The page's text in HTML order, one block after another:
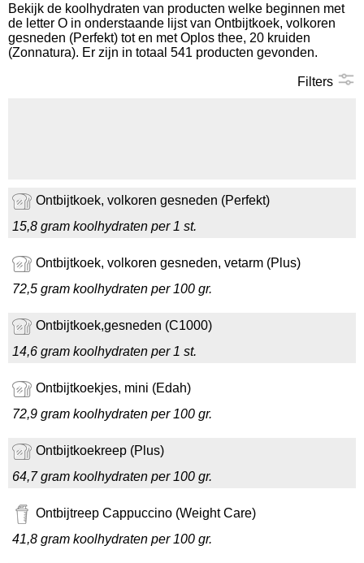
Koolhydraten tellen
Bekijk de koolhydraten van producten welke beginnen met
de letter O in onderstaande lijst van Ontbijtkoek, volkoren
gesneden (Perfekt) tot en met Oplos thee, 20 kruiden
(Zonnatura). Er zijn in totaal 541 producten gevonden.
Filters
Ontbijtkoek, volkoren gesneden (Perfekt)
15,8 gram koolhydraten per 1 st.
Ontbijtkoek, volkoren gesneden, vetarm (Plus)
72,5 gram koolhydraten per 100 gr.
Ontbijtkoek,gesneden (C1000)
14,6 gram koolhydraten per 1 st.
Ontbijtkoekjes, mini (Edah)
72,9 gram koolhydraten per 100 gr.
Ontbijtkoekreep (Plus)
64,7 gram koolhydraten per 100 gr.
Ontbijtreep Cappuccino (Weight Care)
41,8 gram koolhydraten per 100 gr.